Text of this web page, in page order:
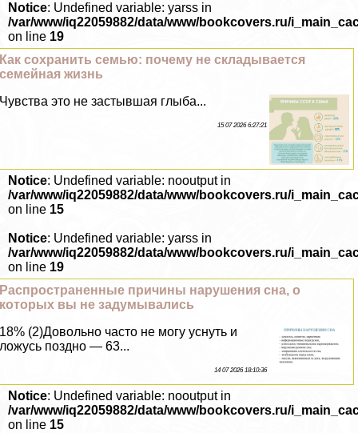
Notice: Undefined variable: yarss in
/var/www/iq22059882/data/www/bookcovers.ru/
on line 19
Как сохранить семью: почему не складывается
семейная жизнь
Чувства это не застывшая глыба...
15 07 2026 6:27:21
Notice: Undefined variable: nooutput in
/var/www/iq22059882/data/www/bookcovers.ru/
on line 15
Notice: Undefined variable: yarss in
/var/www/iq22059882/data/www/bookcovers.ru/
on line 19
Распространенные причины нарушения сна, о
которых вы не задумывались
18% (2)Довольно часто не могу уснуть и
ложусь поздно — 63...
14 07 2026 18:10:36
Notice: Undefined variable: nooutput in
/var/www/iq22059882/data/www/bookcovers.ru/
on line 15